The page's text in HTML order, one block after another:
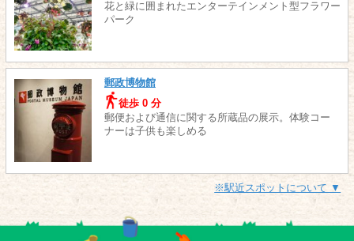
花と緑に囲まれたエンターテインメント型フラワー
パーク
郵政博物館
徒歩 0 分
郵便および通信に関する所蔵品の展示。体験コー
ナーは子供も楽しめる
※駅近スポットについて ▼